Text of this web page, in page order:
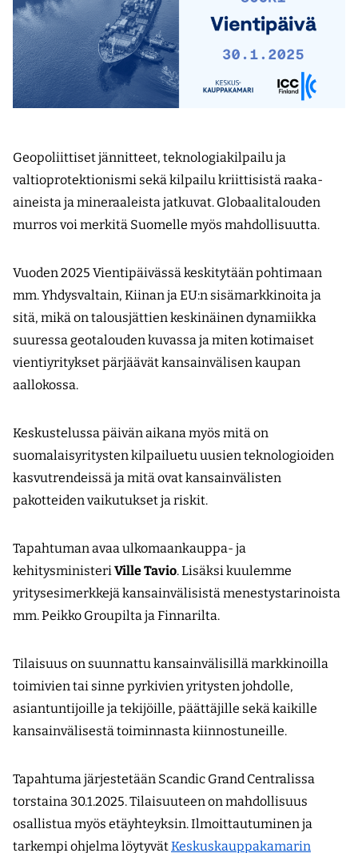
Geopoliittiset jännitteet, teknologiakilpailu ja
valtioprotektionismi sekä kilpailu kriittisistä raaka-
aineista ja mineraaleista jatkuvat. Globaalitalouden
murros voi merkitä Suomelle myös mahdollisuutta.
Vuoden 2025 Vientipäivässä keskitytään pohtimaan
mm. Yhdysvaltain, Kiinan ja EU:n sisämarkkinoita ja
sitä, mikä on talousjättien keskinäinen dynamiikka
suuressa geotalouden kuvassa ja miten kotimaiset
vientiyritykset pärjäävät kansainvälisen kaupan
aallokossa.
Keskustelussa päivän aikana myös mitä on
suomalaisyritysten kilpailuetu uusien teknologioiden
kasvutrendeissä ja mitä ovat kansainvälisten
pakotteiden vaikutukset ja riskit.
Tapahtuman avaa ulkomaankauppa- ja
kehitysministeriVille Tavio. Lisäksi kuulemme
yritysesimerkkejä kansainvälisistä menestystarinoista
mm. Peikko Groupilta ja Finnarilta.
Tilaisuus on suunnattu kansainvälisillä markkinoilla
toimivien tai sinne pyrkivien yritysten johdolle,
asiantuntijoille ja tekijöille, päättäjille sekä kaikille
kansainvälisestä toiminnasta kiinnostuneille.
Tapahtuma järjestetään Scandic Grand Centralissa
torstaina 30.1.2025. Tilaisuuteen on mahdollisuus
osallistua myös etäyhteyksin. Ilmoittautuminen ja
tarkempi ohjelma löytyvätKeskuskauppakamarin